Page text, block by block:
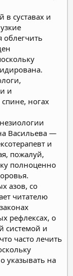
в суставах и
облегчить
и
ногах
Васильева —
и
пожалуй,
полноценно
азов, со
читателю
рефлексах, о
системой и
часто лечить
указывать на